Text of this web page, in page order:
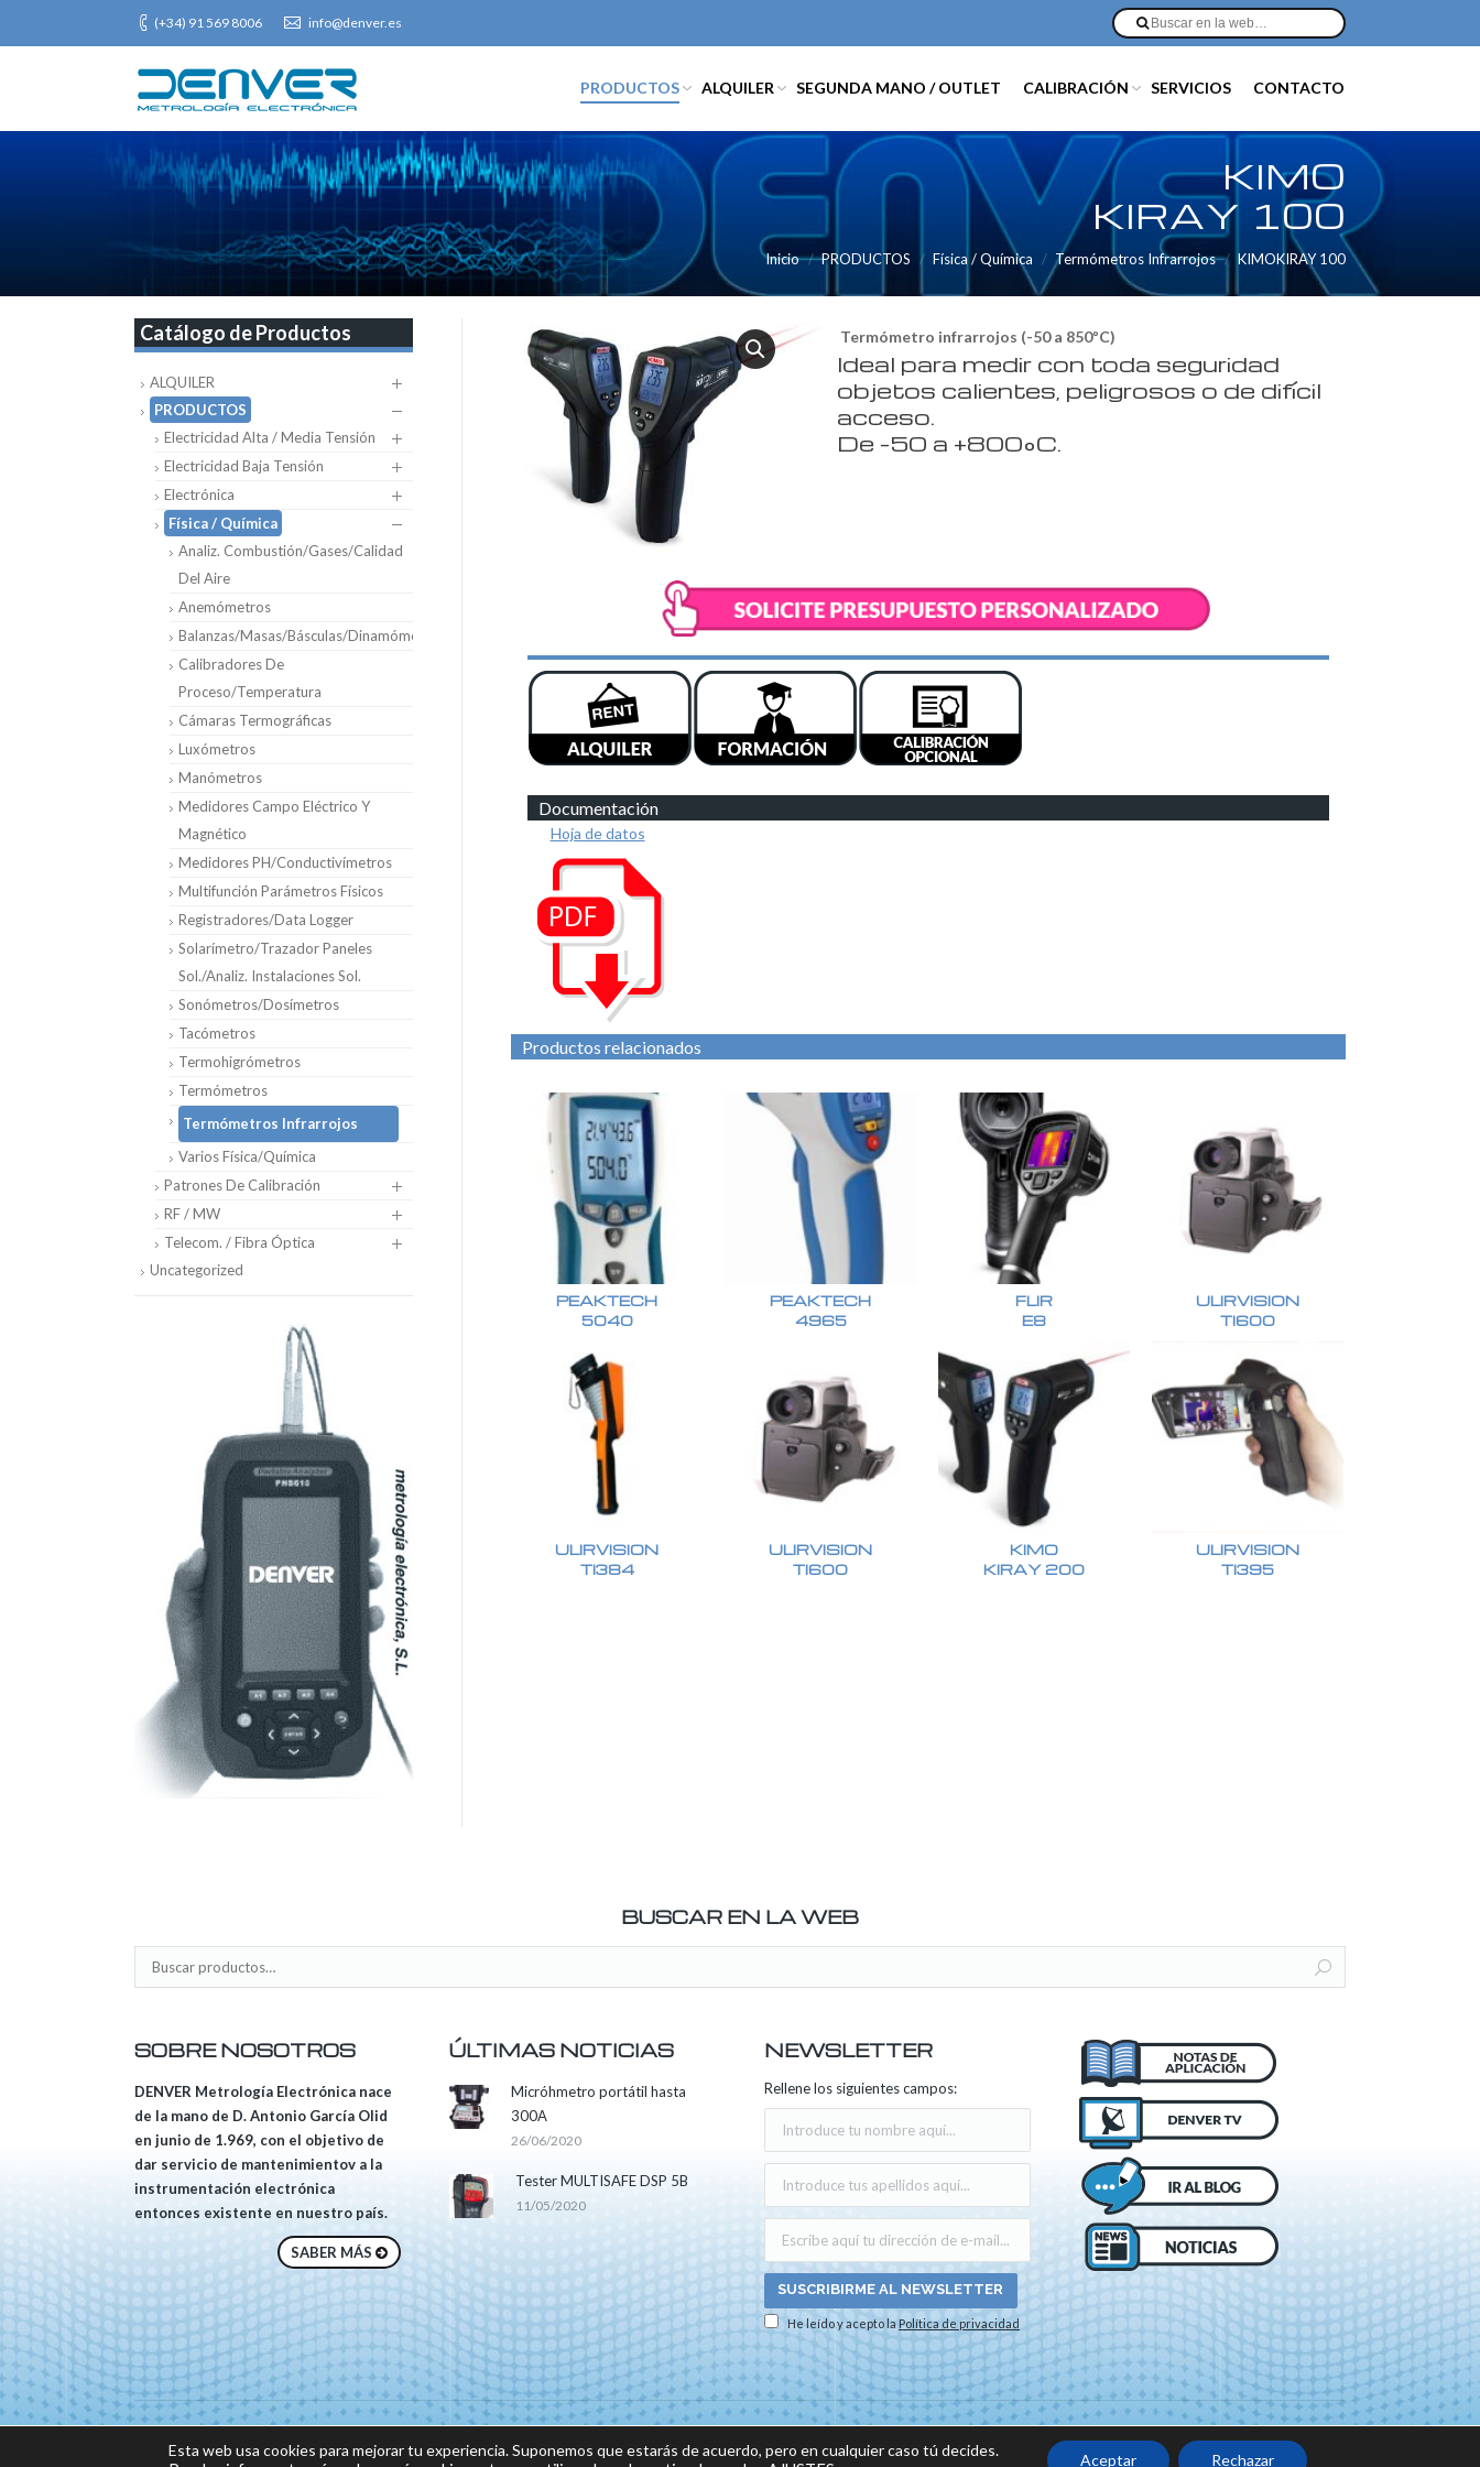
(+34) 91 569 8006 info@denver.es
PRODUCTOS ALQUILER SEGUNDA MANO / OUTLET CALIBRACIÓN SERVICIOS CONTACTO
KIMO
KIRAY 100
Inicio PRODUCTOS Física / Química Termómetros Infrarrojos KIMOKIRAY 100
Termómetro infrarrojos (-50 a 850ºC)
Ideal para medir con toda seguridad
objetos calientes, peligrosos o de difícil
acceso.
De -50 a +800°C.
Documentación
Hoja de datos
Productos relacionados
PEAKTECH
5040
PEAKTECH
4965
FLIR
E8
ULIRVISION
TI600
ULIRVISION
TI384
ULIRVISION
TI600
KIMO
KIRAY 200
ULIRVISION
TI395
Catálogo de Productos
ALQUILER
PRODUCTOS
Electricidad Alta / Media Tensión
Electricidad Baja Tensión
Electrónica
Física / Química
Analiz. Combustión/Gases/Calidad
Del Aire
Anemómetros
Balanzas/Masas/Básculas/Dinamómetros
Calibradores De
Proceso/Temperatura
Cámaras Termográficas
Luxómetros
Manómetros
Medidores Campo Eléctrico Y
Magnético
Medidores PH/Conductivímetros
Multifunción Parámetros Físicos
Registradores/Data Logger
Solarímetro/Trazador Paneles
Sol./Analiz. Instalaciones Sol.
Sonómetros/Dosímetros
Tacómetros
Termohigrómetros
Termómetros
Termómetros Infrarrojos
Varios Física/Química
Patrones De Calibración
RF / MW
Telecom. / Fibra Óptica
Uncategorized
BUSCAR EN LA WEB
SOBRE NOSOTROS
DENVER Metrología Electrónica nace
de la mano de D. Antonio García Olid
en junio de 1.969, con el objetivo de
dar servicio de mantenimientov a la
instrumentación electrónica
entonces existente en nuestro país.
SABER MÁS
ÚLTIMAS NOTICIAS
Micróhmetro portátil hasta
300A
26/06/2020
Tester MULTISAFE DSP 5B
11/05/2020
NEWSLETTER
Rellene los siguientes campos:
He leído y acepto la Política de privacidad
Sitio web desarrollado por:
Esta web usa cookies para mejorar tu experiencia. Suponemos que estarás de acuerdo, pero en cualquier caso tú decides.
Aceptar Rechazar